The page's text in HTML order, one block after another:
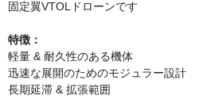
固定翼VTOLドローンです
特徴：
軽量 & 耐久性のある機体
迅速な展開のためのモジュラー設計
長期延滞 & 拡張範囲